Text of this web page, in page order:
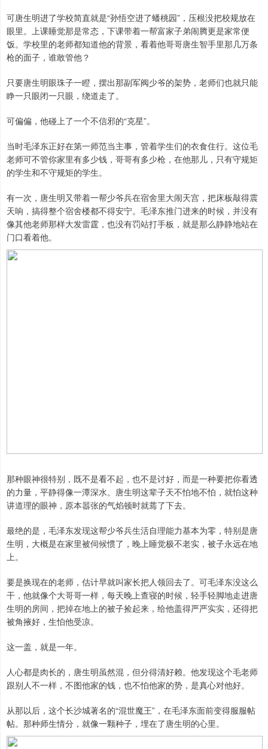
可唐生明进了学校简直就是“孙悟空进了蟠桃园”，压根没把校规放在
眼里。上课睡觉那是常态，下课带着一帮富家子弟闹腾更是家常便
饭。学校里的老师都知道他的背景，看着他哥哥唐生智手里那几万条
枪的面子，谁敢管他？
只要唐生明眼珠子一瞪，摆出那副军阀少爷的架势，老师们也就只能
睁一只眼闭一只眼，绕道走了。
可偏偏，他碰上了一个不信邪的“克星”。
当时毛泽东正好在第一师范当主事，管着学生们的衣食住行。这位毛
老师可不管你家里有多少钱，哥哥有多少枪，在他那儿，只有守规矩
的学生和不守规矩的学生。
有一次，唐生明又带着一帮少爷兵在宿舍里大闹天宫，把床板敲得震
天响，搞得整个宿舍楼都不得安宁。毛泽东推门进来的时候，并没有
像其他老师那样大发雷霆，也没有罚站打手板，就是那么静静地站在
门口看着他。
那种眼神很特别，既不是看不起，也不是讨好，而是一种要把你看透
的力量，平静得像一潭深水。唐生明这辈子天不怕地不怕，就怕这种
讲道理的眼神，原本嚣张的气焰顿时就蔫了下去。
最绝的是，毛泽东发现这帮少爷兵生活自理能力基本为零，特别是唐
生明，大概是在家里被伺候惯了，晚上睡觉极不老实，被子永远在地
上。
要是换现在的老师，估计早就叫家长把人领回去了。可毛泽东没这么
干，他就像个大哥哥一样，每天晚上查寝的时候，轻手轻脚地走进唐
生明的房间，把掉在地上的被子捡起来，给他盖得严严实实，还得把
被角掖好，生怕他受凉。
这一盖，就是一年。
人心都是肉长的，唐生明虽然混，但分得清好赖。他发现这个毛老师
跟别人不一样，不图他家的钱，也不怕他家的势，是真心对他好。
从那以后，这个长沙城著名的“混世魔王”，在毛泽东面前变得服服帖
帖。那种师生情分，就像一颗种子，埋在了唐生明的心里。